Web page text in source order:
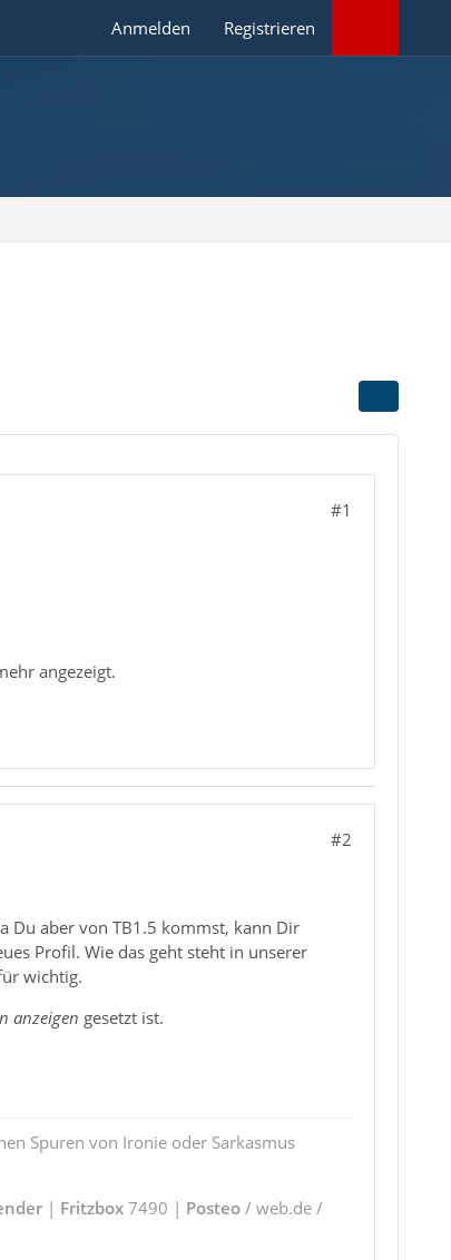
Anmelden Registrieren
#1
angezeigt.
#2
Du aber von TB1.5 kommst, kann Dir
Profil. Wie das geht steht in unserer
wichtig.
anzeigen gesetzt ist.
Spuren von Ironie oder Sarkasmus
| Fritzbox7490 | Posteo/ web.de /